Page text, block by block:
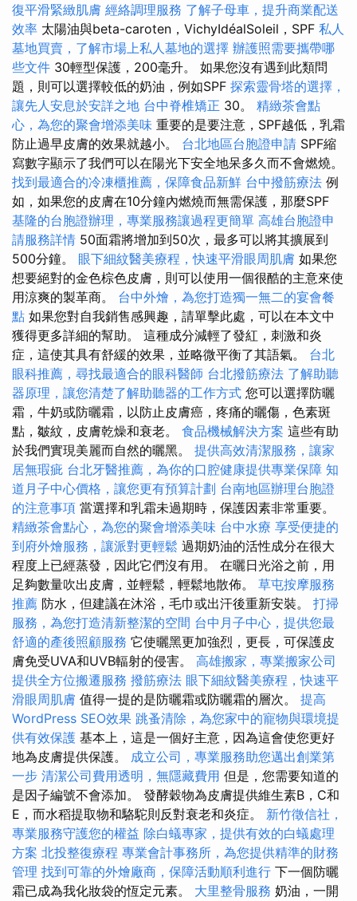
復平滑緊緻肌膚 經絡調理服務 了解子母車，提升商業配送
效率 太陽油與beta-caroten，VichyIdéalSoleil，SPF 私人
墓地買賣，了解市場上私人墓地的選擇 辦護照需要攜帶哪
些文件 30輕型保護，200毫升。 如果您沒有遇到此類問
題，則可以選擇較低的奶油，例如SPF 探索靈骨塔的選擇，
讓先人安息於安詳之地 台中脊椎矯正 30。 精緻茶會點
心，為您的聚會增添美味 重要的是要注意，SPF越低，乳霜
防止過早皮膚的效果就越小。 台北地區台胞證申請 SPF縮
寫數字顯示了我們可以在陽光下安全地呆多久而不會燃燒。
找到最適合的冷凍櫃推薦，保障食品新鮮 台中撥筋療法 例
如，如果您的皮膚在10分鐘內燃燒而無需保護，那麼SPF
基隆的台胞證辦理，專業服務讓過程更簡單 高雄台胞證申
請服務詳情 50面霜將增加到50次，最多可以將其擴展到
500分鐘。 眼下細紋醫美療程，快速平滑眼周肌膚 如果您
想要絕對的金色棕色皮膚，則可以使用一個很酷的主意來使
用涼爽的製革商。 台中外燴，為您打造獨一無二的宴會餐
點 如果您對自我銷售感興趣，請單擊此處，可以在本文中
獲得更多詳細的幫助。 這種成分減輕了發紅，刺激和炎
症，這使其具有舒緩的效果，並略微平衡了其語氣。 台北
眼科推薦，尋找最適合的眼科醫師 台北撥筋療法 了解助聽
器原理，讓您清楚了解助聽器的工作方式 您可以選擇防曬
霜，牛奶或防曬霜，以防止皮膚癌，疼痛的曬傷，色素斑
點，皺紋，皮膚乾燥和衰老。 食品機械解決方案 這些有助
於我們實現美麗而自然的曬黑。 提供高效清潔服務，讓家
居無瑕疵 台北牙醫推薦，為你的口腔健康提供專業保障 知
道月子中心價格，讓您更有預算計劃 台南地區辦理台胞證
的注意事項 當選擇和乳霜未過期時，保護因素非常重要。
精緻茶會點心，為您的聚會增添美味 台中水療 享受便捷的
到府外燴服務，讓派對更輕鬆 過期奶油的活性成分在很大
程度上已經蒸發，因此它們沒有用。 在曬日光浴之前，用
足夠數量吹出皮膚，並輕鬆，輕鬆地散佈。 草屯按摩服務
推薦 防水，但建議在沐浴，毛巾或出汗後重新安裝。 打掃
服務，為您打造清新整潔的空間 台中月子中心，提供您最
舒適的產後照顧服務 它使曬黑更加強烈，更長，可保護皮
膚免受UVA和UVB輻射的侵害。 高雄搬家，專業搬家公司
提供全方位搬遷服務 撥筋療法 眼下細紋醫美療程，快速平
滑眼周肌膚 值得一提的是防曬霜或防曬霜的層次。 提高
WordPress SEO效果 跳蚤清除，為您家中的寵物與環境提
供有效保護 基本上，這是一個好主意，因為這會使您更好
地為皮膚提供保護。 成立公司，專業服務助您邁出創業第
一步 清潔公司費用透明，無隱藏費用 但是，您需要知道的
是因子編號不會添加。 發酵穀物為皮膚提供維生素B，C和
E，而水稻提取物和駱駝則反對衰老和炎症。 新竹徵信社，
專業服務守護您的權益 除白蟻專家，提供有效的白蟻處理
方案 北投整復療程 專業會計事務所，為您提供精準的財務
管理 找到可靠的外燴廠商，保障活動順利進行 下一個防曬
霜已成為我化妝袋的恆定元素。 大里整骨服務 奶油，一開